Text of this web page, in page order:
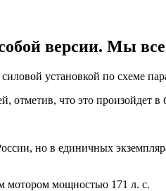
версии. Мы
установкой по схеме
отметив, что это произойдет
но в единичных
мотором мощностью 171 л. с.